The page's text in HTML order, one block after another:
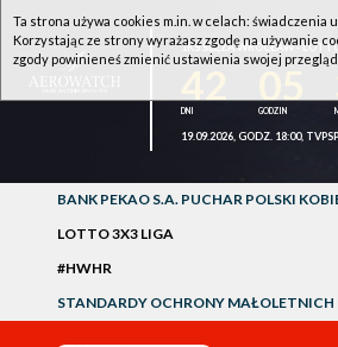
1KS ŚLĘZA WROCŁAW -
19.09.2026, GODZ. 18:00,
BANK PEKAO S.A. PUCHAR POLSKI
LOTTO 3X3 LIGA
#HWHR
STANDARDY OCHRONY MAŁOLETNICH
Ta strona używa cookies m.in. w celach: świadczenia
Korzystając ze strony wyrażasz zgodę na używanie
zgody powinieneś zmienić ustawienia swojej